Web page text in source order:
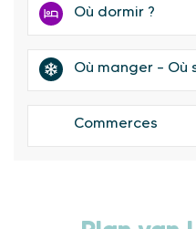
Où dormir ?
Où manger – Où
Commerces